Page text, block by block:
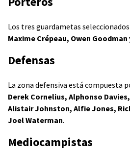
Los tres guardametas
Maxime Crépeau, Owen Goodman
Defensas
La zona defensiva está compuesta
Derek Cornelius, Alphonso
Alistair Johnston, Alfie Jones,
Joel Waterman.
Mediocampistas